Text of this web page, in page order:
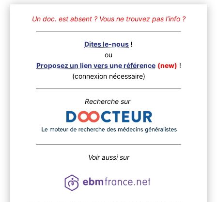
Un doc. est absent ? Vous ne trouvez pas l’info ?
Dites le-nous !
ou
Proposez un lien vers une référence (new) !
(connexion nécessaire)
Recherche sur
Voir aussi sur